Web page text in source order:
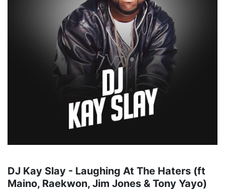
DJ Kay Slay - Laughing At The Haters (ft
Maino, Raekwon, Jim Jones & Tony Yayo)